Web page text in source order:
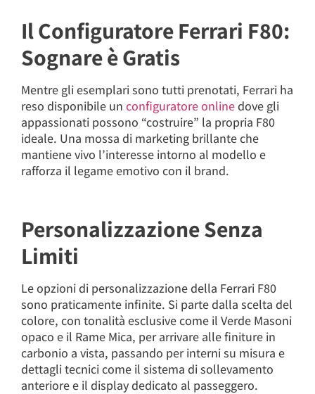
Il Configuratore Ferrari F80:
Sognare è Gratis
Mentre gli esemplari sono tutti prenotati, Ferrari ha
reso disponibile un configuratore onlinedove gli
appassionati possono “costruire” la propria F80
ideale. Una mossa di marketing brillante che
mantiene vivo l’interesse intorno al modello e
rafforza il legame emotivo con il brand.
Personalizzazione Senza
Limiti
Le opzioni di personalizzazione della Ferrari F80
sono praticamente infinite. Si parte dalla scelta del
colore, con tonalità esclusive come il Verde Masoni
opaco e il Rame Mica, per arrivare alle finiture in
carbonio a vista, passando per interni su misura e
dettagli tecnici come il sistema di sollevamento
anteriore e il display dedicato al passeggero.